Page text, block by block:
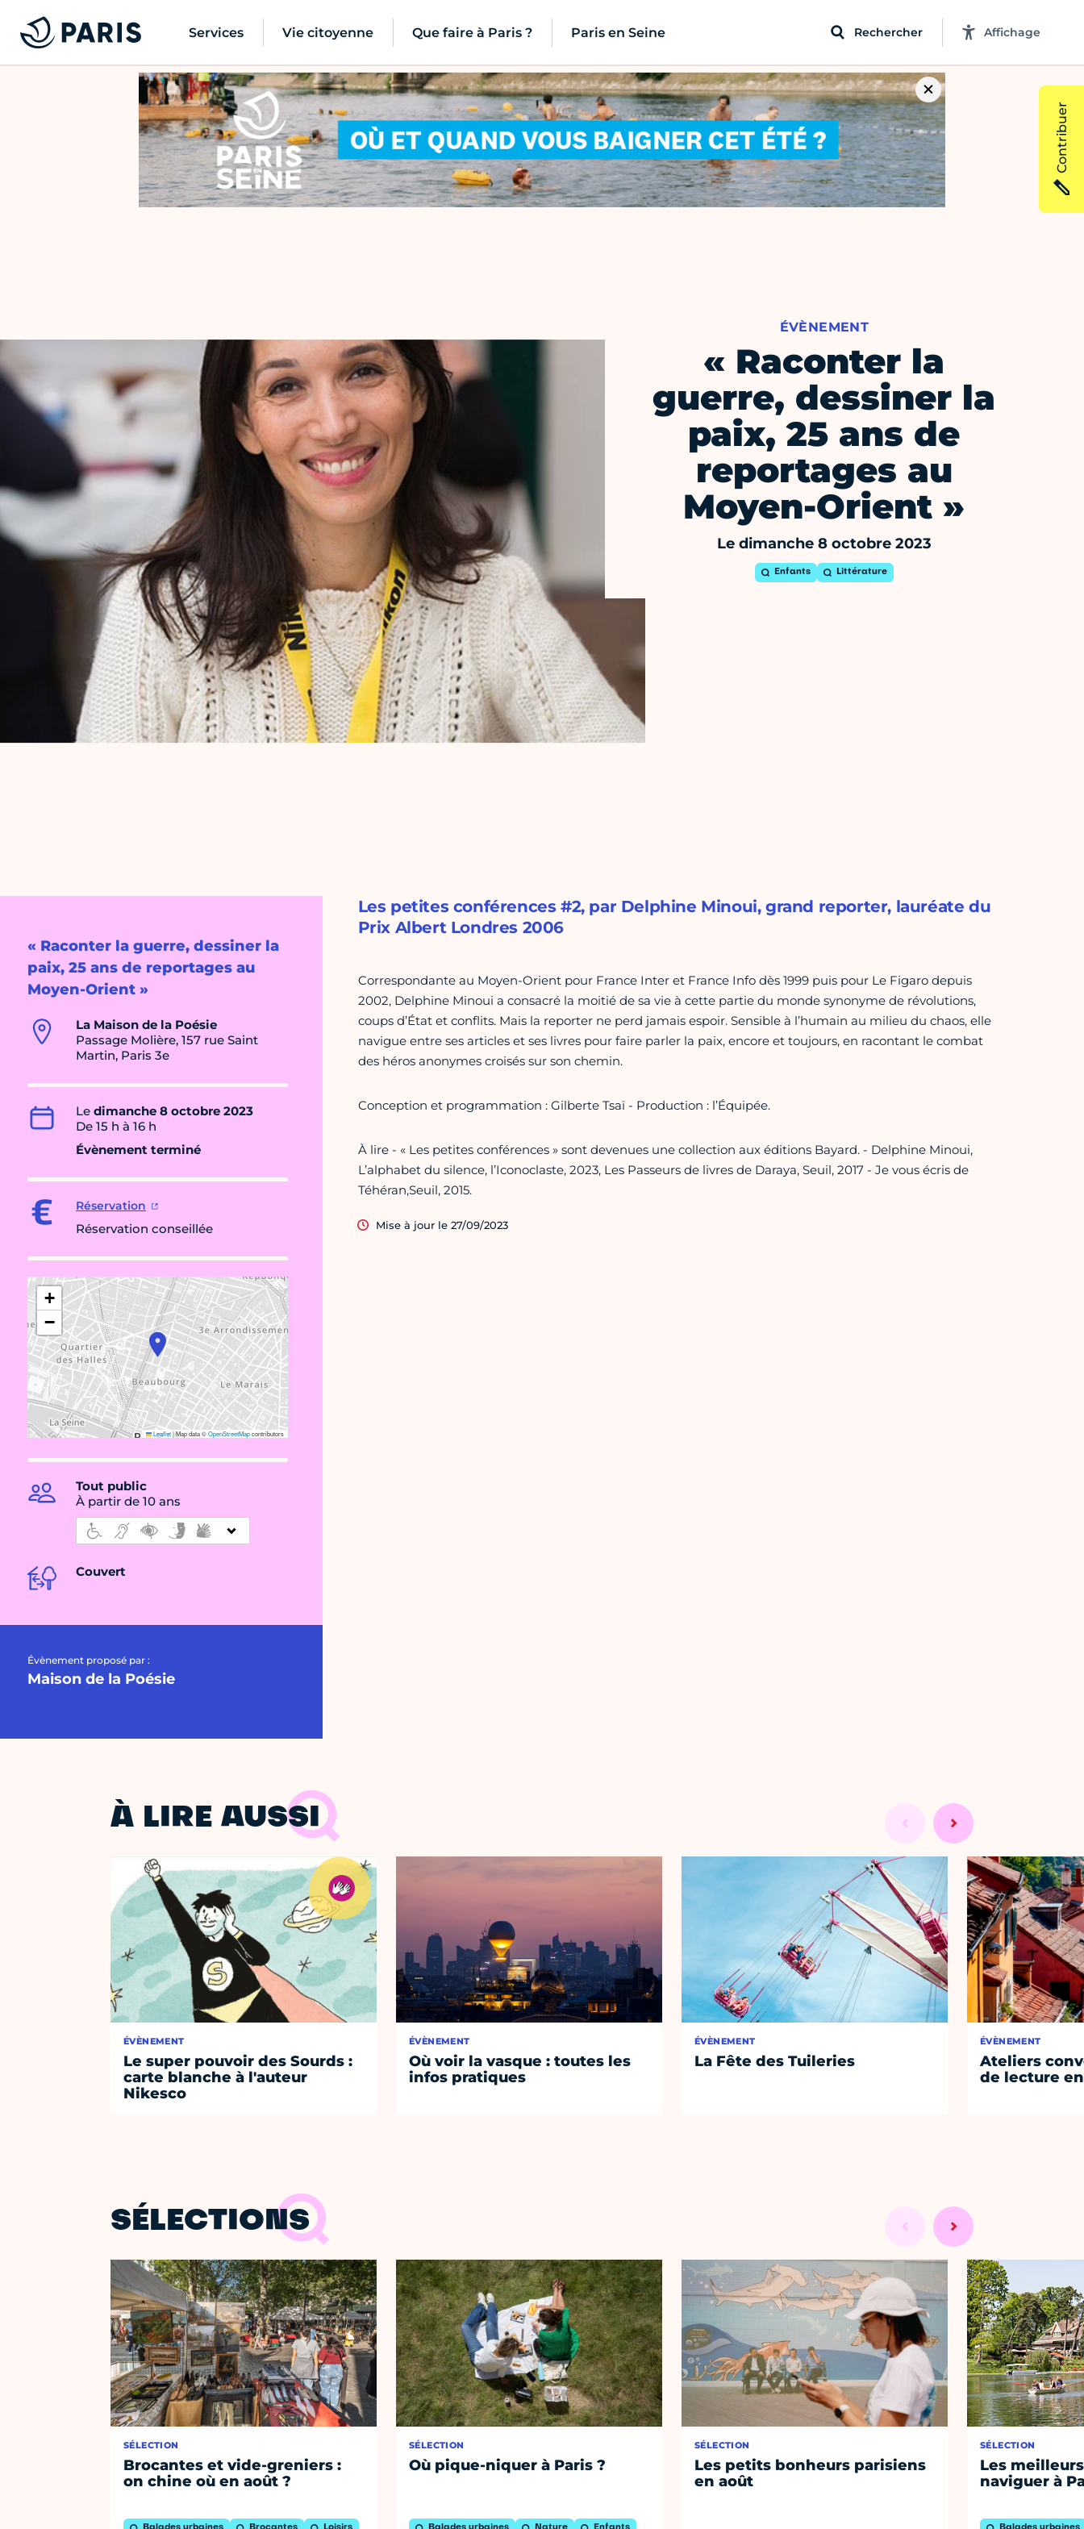
Services Vie citoyenne Que faire à Paris ? Paris en Seine Rechercher Affichage
ÉVÈNEMENT
« Raconter la
guerre, dessiner la
paix, 25 ans de
reportages au
Moyen-Orient »
Le dimanche 8 octobre 2023
Enfants Littérature
« Raconter la guerre, dessiner la
paix, 25 ans de reportages au
Moyen-Orient »
La Maison de la Poésie
Passage Molière, 157 rue Saint
Martin, Paris 3e
Le dimanche 8 octobre 2023
De 15 h à 16 h
Évènement terminé
Réservation
Réservation conseillée
+
−
Leaflet|Map data ©OpenStreetMapcontributors
Tout public
À partir de 10 ans
Couvert
Évènement proposé par :
Maison de la Poésie
Les petites conférences #2, par Delphine Minoui, grand reporter, lauréate du
Prix Albert Londres 2006
Correspondante au Moyen-Orient pour France Inter et France Info dès 1999 puis pour Le Figaro depuis
2002, Delphine Minoui a consacré la moitié de sa vie à cette partie du monde synonyme de révolutions,
coups d’État et conflits. Mais la reporter ne perd jamais espoir. Sensible à l’humain au milieu du chaos, elle
navigue entre ses articles et ses livres pour faire parler la paix, encore et toujours, en racontant le combat
des héros anonymes croisés sur son chemin.
Conception et programmation : Gilberte Tsaï - Production : l’Équipée.
À lire - « Les petites conférences » sont devenues une collection aux éditions Bayard. - Delphine Minoui,
L’alphabet du silence, l’Iconoclaste, 2023, Les Passeurs de livres de Daraya, Seuil, 2017 - Je vous écris de
Téhéran,Seuil, 2015.
Mise à jour le 27/09/2023
À LIRE AUSSI
ÉVÈNEMENT
Le super pouvoir des Sourds :
carte blanche à l'auteur
Nikesco
ÉVÈNEMENT
Où voir la vasque : toutes les
infos pratiques
ÉVÈNEMENT
La Fête des Tuileries
ÉVÈNEMENT
Ateliers
de lecture
SÉLECTIONS
SÉLECTION
Brocantes et vide-greniers :
on chine où en août ?
SÉLECTION
Où pique-niquer à Paris ?
SÉLECTION
Les petits bonheurs parisiens
en août
SÉLECTION
Les
naviguer à
Contribuer